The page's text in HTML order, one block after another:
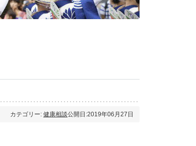
カテゴリー: 健康相談公開日:2019年06月27日